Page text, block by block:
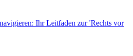
Ihr Leitfaden zur 'Rechts vor